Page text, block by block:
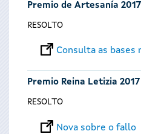
Premio de Artesanía 2017
RESOLTO
Consulta as bases
Premio Reina Letizia
RESOLTO
Nova sobre o fallo